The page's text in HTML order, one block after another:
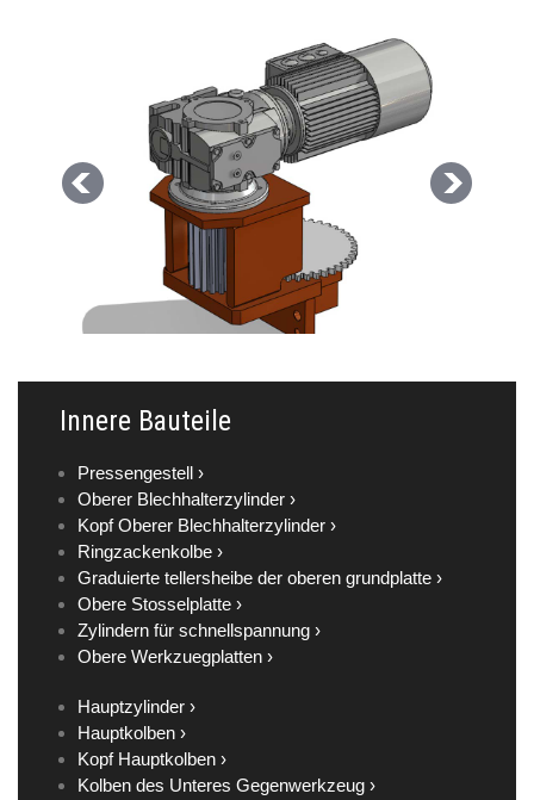
Innere Bauteile
Pressengestell ›
Oberer Blechhalterzylinder ›
Kopf Oberer Blechhalterzylinder ›
Ringzackenkolbe ›
Graduierte tellersheibe der oberen grundplatte ›
Obere Stosselplatte ›
Zylindern für schnellspannung ›
Obere Werkzuegplatten ›
Hauptzylinder ›
Hauptkolben ›
Kopf Hauptkolben ›
Kolben des Unteres Gegenwerkzeug ›